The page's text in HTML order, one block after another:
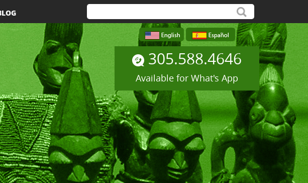
305.588.4646
Available for What's App